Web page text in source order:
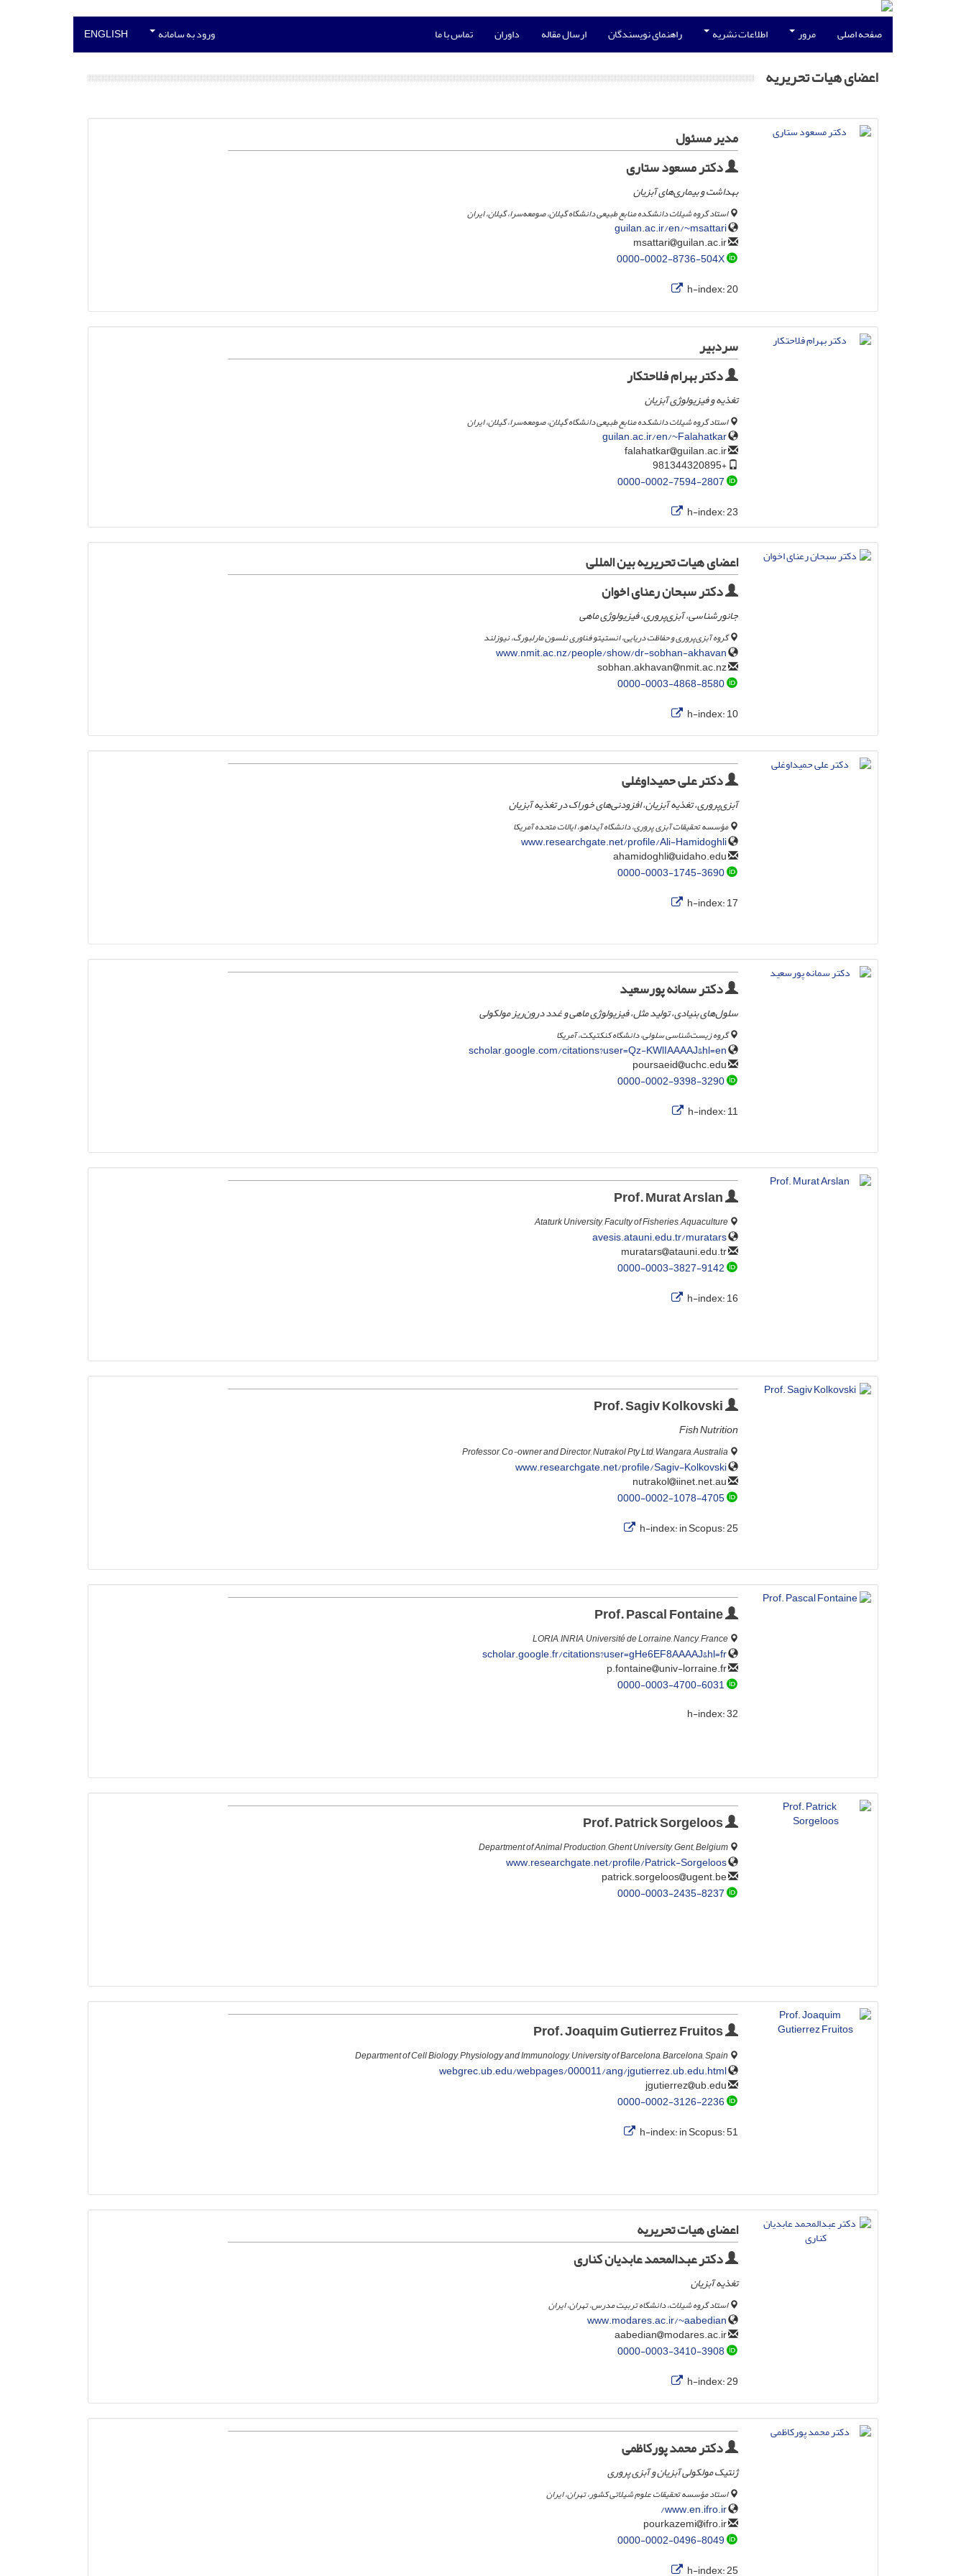
صفحه اصلی مرور اطلاعات نشریه راهنمای نویسندگان ارسال مقاله داوران تماس با ما ورود به سامانه ENGLISH
اعضای هیات تحریریه
مدیر مسئول
دکتر مسعود ستاری
بهداشت و بیماری‌های آبزیان
استاد گروه شیلات دانشکده منابع طبیعی دانشگاه گیلان، صومعه‌سرا، گیلان، ایران
guilan.ac.ir/en/~msattari
guilan.ac.ir
0000-0002-8736-504X
h-index:20
سردبیر
دکتر بهرام فلاحتکار
تغذیه و فیزیولوژی آبزیان
استاد گروه شیلات دانشکده منابع طبیعی دانشگاه گیلان، صومعه‌سرا، گیلان، ایران
guilan.ac.ir/en/~Falahatkar
guilan.ac.ir
+981344320895
0000-0002-7594-2807
h-index:23
اعضای هیات تحریریه بین المللی
دکتر سبحان رعنای اخوان
جانورشناسی، آبزی‌پروری، فیزیولوژی ماهی
گروه آبزی‌پروری و حفاظت دریایی، انستیتو فناوری نلسون مارلبورگ، نیوزلند
www.nmit.ac.nz/people/show/dr-sobhan-akhavan
nmit.ac.nz
0000-0003-4868-8580
h-index:10
دکتر علی حمیداوغلی
آبزی‌پروری، تغذیه آبزیان، افزودنی‌های خوراک در تغذیه آبزیان
مؤسسه تحقیقات آبزی پروری، دانشگاه آیداهو، ایالات متحده آمریکا
www.researchgate.net/profile/Ali-Hamidoghli
uidaho.edu
0000-0003-1745-3690
h-index:17
دکتر سمانه‌ پورسعید
سلول‌های بنیادی، تولید مثل، فیزیولوژی ماهی و غدد درون‌ریز مولکولی
گروه زیست‌شناسی سلولی، دانشگاه کنکتیکت، آمریکا
scholar.google.com/citations?user=Qz-KWlIAAAAJ&hl=en
uchc.edu
0000-0002-9398-3290
h-index:11
Ataturk University, Faculty of Fisheries, Aquaculture
avesis.atauni.edu.tr/muratars
atauni.edu.tr
0000-0003-3827-9142
h-index:16
Fish Nutrition
Professor, Co-owner and Director, Nutrakol Pty Ltd, Wangara, Australia
www.researchgate.net/profile/Sagiv-Kolkovski
iinet.net.au
0000-0002-1078-4705
h-index:in Scopus: 25
LORIA, INRIA, Université de Lorraine, Nancy, France
scholar.google.fr/citations?user=gHe6EF8AAAAJ&hl=fr
univ-lorraine.fr
0000-0003-4700-6031
h-index:32
Department of Animal Production, Ghent University, Gent,, Belgium
www.researchgate.net/profile/Patrick-Sorgeloos
ugent.be
0000-0003-2435-8237
Department of Cell Biology, Physiology and Immunology, University of Barcelona, Barcelona, Spain
webgrec.ub.edu/webpages/000011/ang/jgutierrez.ub.edu.html
ub.edu
0000-0002-3126-2236
h-index:in Scopus: 51
اعضای هیات تحریریه
دکتر عبدالمحمد عابدیان کناری
تغذیه آبزیان
استاد گروه شیلات، دانشگاه تربیت مدرس، تهران، ایران
www.modares.ac.ir/~aabedian
modares.ac.ir
0000-0003-3410-3908
h-index:29
دکتر محمد پورکاظمی
ژنتیک مولکولی آبزیان و آبزی پروری
استاد مؤسسه تحقیقات علوم شیلاتی کشور، تهران، ایران
www.en.ifro.ir/
ifro.ir
0000-0002-0496-8049
h-index:25